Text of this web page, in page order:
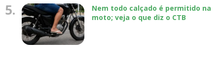
5.
Nem todo calçado é permitido na
moto; veja o que diz o CTB